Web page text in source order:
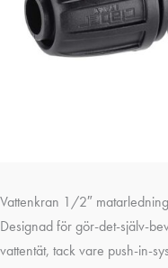
Vattenkran 1/2″ matarledning
Designad för gör-det-själv-
vattentät, tack vare push-in-